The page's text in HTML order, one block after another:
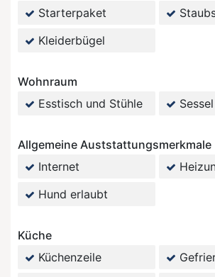
Starterpaket
Kleiderbügel
Wohnraum
Esstisch und Stühle
Sessel
Allgemeine Auststattungsmerkmale
Internet
Hund erlaubt
Küche
Küchenzeile